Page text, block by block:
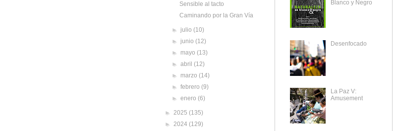
Sensible al tacto
Caminando por la Gran Vía
► julio(10)
► junio(12)
► mayo(13)
►abril(12)
► marzo(14)
►febrero(9)
►enero(6)
► 2025 (135)
► 2024 (129)
Blanco y Negro
Desenfocado
La Paz V:
Amusement